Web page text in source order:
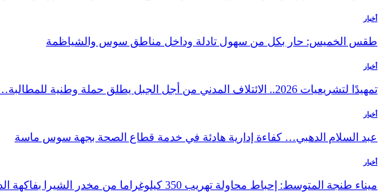
أخبار
طقس الخميس: ﺣﺎﺭ بكل من سهول تادلة وداخل مناطق سوس والشياظمة
أخبار
تمهيدًا لتشريعيات 2026.. الائتلاف المدني من أجل الجبل يطلق حملة وطنية للمطالبة…
أخبار
عبد السلام الدهبي… كفاءة إدارية هادئة في خدمة قطاع الصحة بجهة سوس ماسة
أخبار
ميناء طنجة المتوسط: إحباط محاولة تهريب 350 كيلوغراما من مخدر الشيرا بفاكهة الدلاح